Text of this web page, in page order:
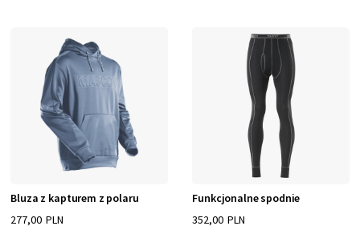
Bluza z kapturem z polaru
277,00 PLN
Funkcjonalne spodnie
352,00 PLN